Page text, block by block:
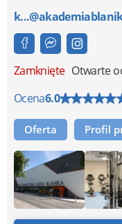
Zamknięte Otwarte
Ocena6.0
Oferta Profil